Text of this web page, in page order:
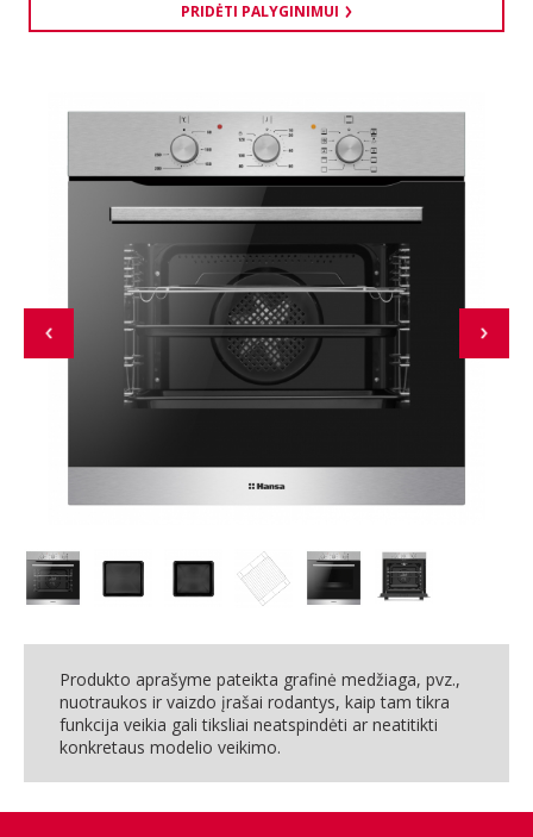
Produkto aprašyme pateikta grafinė medžiaga, pvz.,
nuotraukos ir vaizdo įrašai rodantys, kaip tam tikra
funkcija veikia gali tiksliai neatspindėti ar neatitikti
konkretaus modelio veikimo.
PRIDĖTI PALYGINIMUI